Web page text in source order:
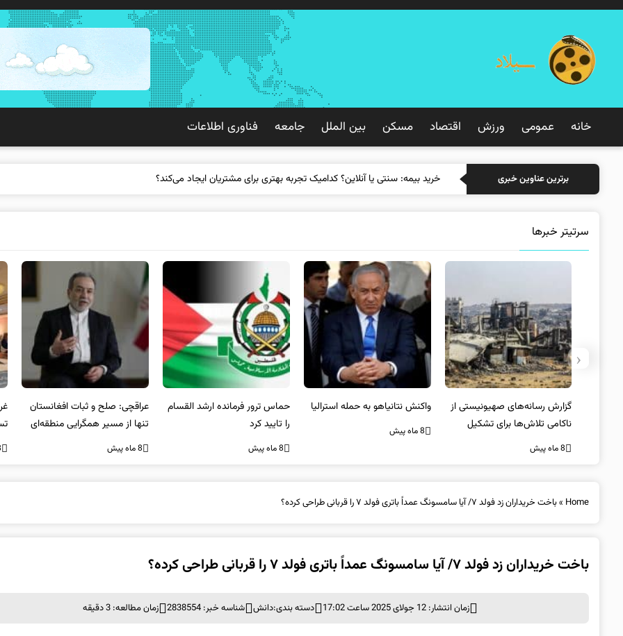
خانه عمومی ورزش اقتصاد مسکن بین الملل جامعه فناوری اطلاعات
برترین عناوین خبری خرید بیمه: سنتی یا آنلاین؟ کدامیک تجربه بهتری برای مشتریان ایجاد می‌کند؟
سرتیتر خبرها
واکنش نتانیاهو به حمله استرالیا
حماس ترور فرمانده ارشد القسام
را تایید کرد
عراقچی: صلح و ثبات افغانستان
تنها از مسیر همگرایی منطقه‌ای
محقق می‌شود
8 ماه پیش
غریب آبادی: مردم ایران هرگز
تسلیم تهدیدات و تجاوزات
نخواهند شد و متحد و منسجم
8 ماه پیش 8
‹
Home
»باخت خریداران زد فولد ۷/ آیا سامسونگ عمداً باتری فولد ۷ را قربانی طراحی کرده؟
باخت خریداران زد فولد ۷/ آیا سامسونگ عمداً باتری فولد ۷ را قربانی طراحی کرده؟
زمان انتشار: 12 جولای 2025 ساعت 17:02 دسته بندی:دانش شناسه خبر: 2838554 زمان مطالعه: 3 دقیقه